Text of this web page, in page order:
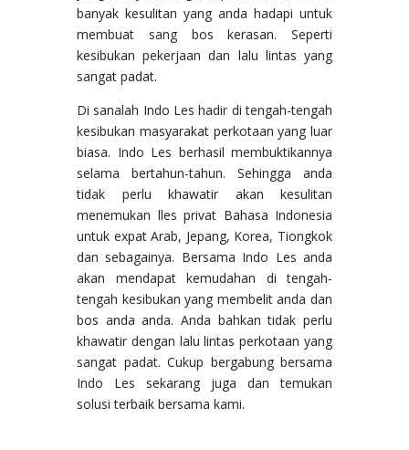
banyak kesulitan yang anda hadapi untuk
membuat sang bos kerasan. Seperti
kesibukan pekerjaan dan lalu lintas yang
sangat padat.
Di sanalah Indo Les hadir di tengah-tengah
kesibukan masyarakat perkotaan yang luar
biasa. Indo Les berhasil membuktikannya
selama bertahun-tahun. Sehingga anda
tidak perlu khawatir akan kesulitan
menemukan lles privat Bahasa Indonesia
untuk expat Arab, Jepang, Korea, Tiongkok
dan sebagainya. Bersama Indo Les anda
akan mendapat kemudahan di tengah-
tengah kesibukan yang membelit anda dan
bos anda anda. Anda bahkan tidak perlu
khawatir dengan lalu lintas perkotaan yang
sangat padat. Cukup bergabung bersama
Indo Les sekarang juga dan temukan
solusi terbaik bersama kami.